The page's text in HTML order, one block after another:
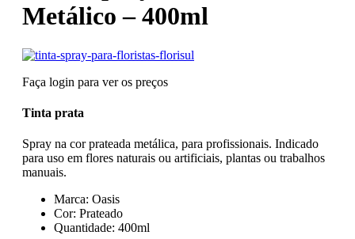
Metálico – 400ml
Faça login para ver os preços
Tinta prata
Spray na cor prateada metálica, para profissionais. Indicado
para uso em flores naturais ou artificiais, plantas ou trabalhos
manuais.
Marca: Oasis
Cor: Prateado
Quantidade: 400ml